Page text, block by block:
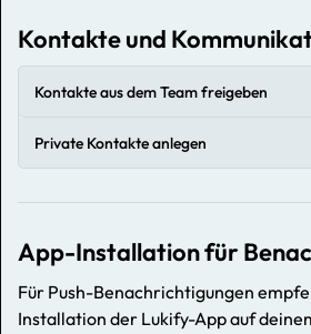
Kontakte und
Kontakte aus dem Team freigeben
Private Kontakte anlegen
App-Installation für
Für Push-Benachrichtigungen
Installation der Lukify-App auf